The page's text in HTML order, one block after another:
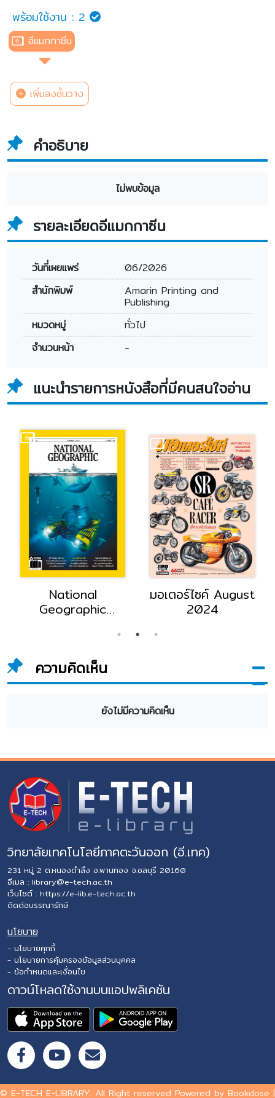
พร้อมใช้งาน : 2
อีแมกกาซีน
เพิ่มลงชั้นวาง
คำอธิบาย
ไม่พบข้อมูล
รายละเอียดอีแมกกาซีน
วันที่เผยแพร่
06/2026
สำนักพิมพ์
Amarin Printing and
Publishing
หมวดหมู่
ทั่วไป
จำนวนหน้า
-
แนะนำรายการหนังสือที่มีคนสนใจอ่าน
National
Geographic
มอเตอร์ไซค์ August
2024
ความคิดเห็น
ยังไม่มีความคิดเห็น
วิทยาลัยเทคโนโลยีภาคตะวันออก (อี.เทค)
231 หมู่ 2 ต.หนองตำลึง อ.พานทอง จ.ชลบุรี 20160
อีเมล : library@e-tech.ac.th
เว็บไซต์ : https://e-lib.e-tech.ac.th
ติดต่อบรรณารักษ์
นโยบาย
- นโยบายคุกกี้
- นโยบายการคุ้มครองข้อมูลส่วนบุคคล
- ข้อกำหนดและเงื่อนไข
ดาวน์โหลดใช้งานบนแอปพลิเคชัน
© E-TECH E-LIBRARY. All Right reserved Powered by Bookdose |